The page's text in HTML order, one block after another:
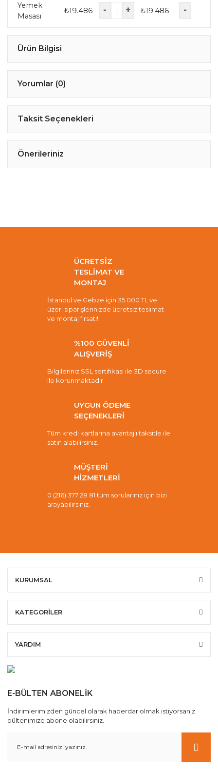
Yemek
Masası
₺19.486 - + ₺19.486 -
Ürün Bilgisi
Yorumlar (0)
Taksit Seçenekleri
Önerileriniz
ÜCRETSİZ
TESLİMAT VE
MONTAJ
İstanbul ve Gebze için 35.000 TL ve
üzeri siparişlerinizde ücretsiz teslimat
ve montaj fırsatı!
%100 GÜVENLİ
ALIŞVERİŞ
Bilgileriniz SSL sertifikası ile 3D secure
ile korunmaktadır.
UYGUN ÖDEME
SEÇENEKLERİ
Tüm kredi kartlarına avantajlı taksitle ile
satın alabilirsiniz.
MÜŞTERİ
HİZMETLERİ
0 (216) 377 28 81 tüm sorularınız için bizi
arayabilirsiniz.
KURUMSAL
KATEGORİLER
YARDIM
E-BÜLTEN ABONELİK
İndirimlerimizden güncel olarak haberdar olmak istiyorsanız
bültenimize abone olabilirsiniz.